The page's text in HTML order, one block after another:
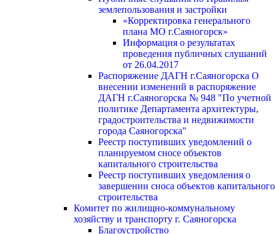
землепользования и застройки
«Корректировка генерального
плана МО г.Саяногорск»
Информация о результатах
проведения публичных слушаний
от 26.04.2017
Распоряжение ДАГН г.Саяногорска О
внесении изменений в распоряжение
ДАГН г.Саяногорска № 948 "По учетной
политике Департамента архитектуры,
градостроительства и недвижимости
города Саяногорска"
Реестр поступивших уведомлений о
планируемом сносе объектов
капитального строительства
Реестр поступивших уведомления о
завершении сноса объектов капитального
строительства
Комитет по жилищно-коммунальному
хозяйству и транспорту г. Саяногорска
Благоустройство